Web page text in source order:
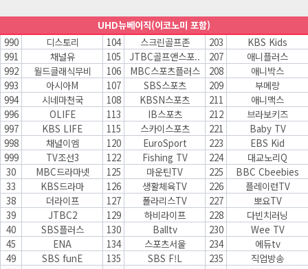
UHD뉴베이직(이코노미 포함)
990
디스토리 104 스크린골프존 203
KBS Kids
991
채널유 105 JTBC골프앤스포.. 207
애니플러스
992
월드클래식무비 106 MBC스포츠플러스 208
애니박스
993
아시아M 107 SBS스포츠 209
부메랑
994
시네마천국 108 KBSN스포츠 211
애니맥스
996
OLIFE 113 IB스포츠 212
브라보키즈
997
KBS LIFE 115 스카이스포츠 221
Baby TV
998
채널이엠 120 EuroSport 223
EBS Kid
999
TV조선3 122 Fishing TV 224
대교노리Q
30
MBC드라마넷 125 마운틴TV 225
BBC Cbeebies
33
KBS드라마 126 생활체육TV 226
플레이런TV
38
더라이프 127 폴라리스TV 227
뽀요TV
39
JTBC2 129 하비라이프 228
다빈치러닝
40
SBS플러스 130 Balltv 230
Wee TV
45
ENA 134 스포츠서울 234
에듀tv
49
SBS funE 135 SBS F!L 235
직업방송